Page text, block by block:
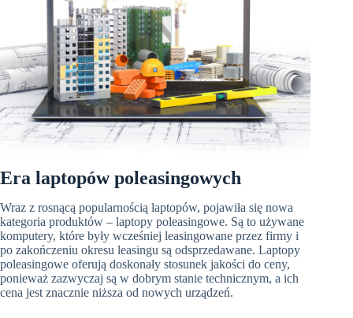
Era laptopów poleasingowych
Wraz z rosnącą popularnością laptopów, pojawiła się nowa
kategoria produktów – laptopy poleasingowe. Są to używane
komputery, które były wcześniej leasingowane przez firmy i
po zakończeniu okresu leasingu są odsprzedawane. Laptopy
poleasingowe oferują doskonały stosunek jakości do ceny,
ponieważ zazwyczaj są w dobrym stanie technicznym, a ich
cena jest znacznie niższa od nowych urządzeń.